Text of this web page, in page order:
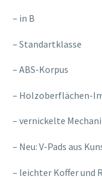
– in B
– Standartklasse
– ABS-Korpus
– Holzoberflächen-
– vernickelte
– Neu: V-Pads aus
– leichter Koffer und